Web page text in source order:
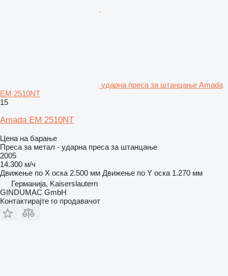
ударна преса за штанцање Amada
EM 2510NT
15
Amada EM 2510NT
Цена на барање
Преса за метал - ударна преса за штанцање
2005
14.300 м/ч
Движење по Х оска 2.500 мм Движење по Y оска 1.270 мм
Германија, Kaiserslautern
GINDUMAC GmbH
Контактирајте го продавачот